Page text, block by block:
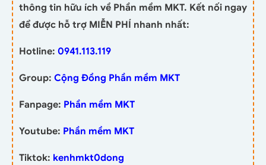
thông tin hữu ích về Phần mềm MKT. Kết nối ngay
để được hỗ trợ MIỄN PHÍ nhanh nhất:
Hotline: 0941.113.119
Group: Cộng Đồng Phần mềm MKT
Fanpage: Phần mềm MKT
Youtube: Phần mềm MKT
Tiktok: kenhmkt0dong